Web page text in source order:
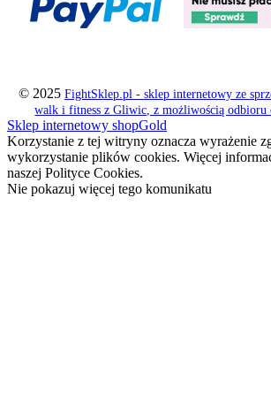
© 2025 FightSklep.pl - sklep internetowy ze
walk i fitness z Gliwic, z możliwością odbioru
Sklep internetowy shopGold
Korzystanie z tej witryny oznacza wyrażenie
wykorzystanie plików cookies. Więcej
naszej Polityce Cookies.
Nie pokazuj więcej tego komunikatu